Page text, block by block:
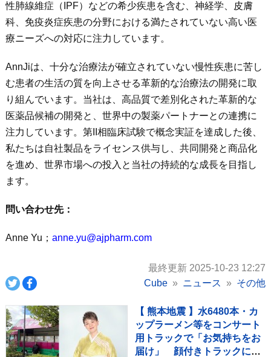
性肺線維症（IPF）などの希少疾患を含む、神経学、皮膚
科、免疫炎症疾患の分野における満たされていない高い医
療ニーズへの対応に注力しています。
AnnJiは、十分な治療法が確立されていない慢性疾患に苦し
む患者の生活の質を向上させる革新的な治療法の開発に取
り組んでいます。当社は、高品質で差別化された革新的な
医薬品候補の開発と、世界中の製薬パートナーとの連携に
注力しています。第II相臨床試験で概念実証を達成した後、
私たちは自社製品をライセンス供与し、共同開発と商品化
を進め、世界市場への投入と当社の持続的な成長を目指し
ます。
問い合わせ先：
Anne Yu； anne.yu@ajpharm.com
最終更新 2025-10-23 12:27
Cube
ニュース その他
【 熊本地震 】水6480本・カ
ップラーメン等をコンサート
用トラックで「お気持ちをお
届け」 顔付きトラックにた